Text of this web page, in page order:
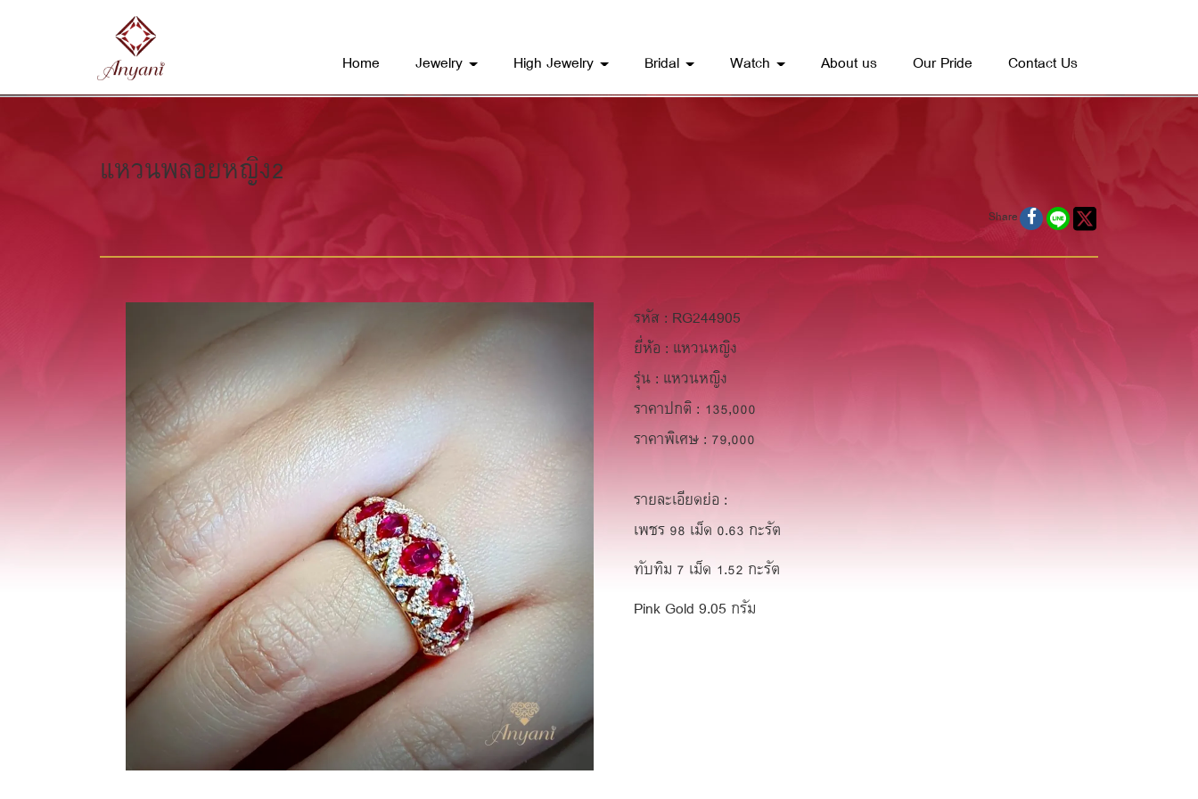
Home Jewelry High Jewelry Bridal Watch About us Our Pride Contact Us
แหวนพลอยหญิง2
Share
รหัส : RG244905
ยี่ห้อ : แหวนหญิง
รุ่น : แหวนหญิง
ราคาปกติ : 135,000
ราคาพิเศษ : 79,000
รายละเอียดย่อ :
เพชร 98 เม็ด 0.63 กะรัต
ทับทิม 7 เม็ด 1.52 กะรัต
Pink Gold 9.05 กรัม